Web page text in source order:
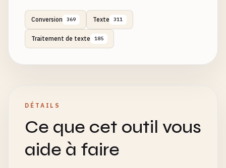
Conversion 369 Texte 311
Traitement de texte 185
DÉTAILS
Ce que cet outil vous
aide à faire